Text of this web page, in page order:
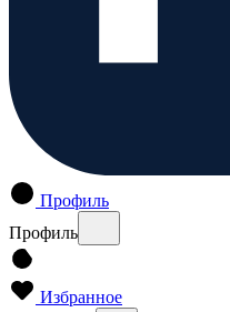
Профиль
Профиль
Избранное